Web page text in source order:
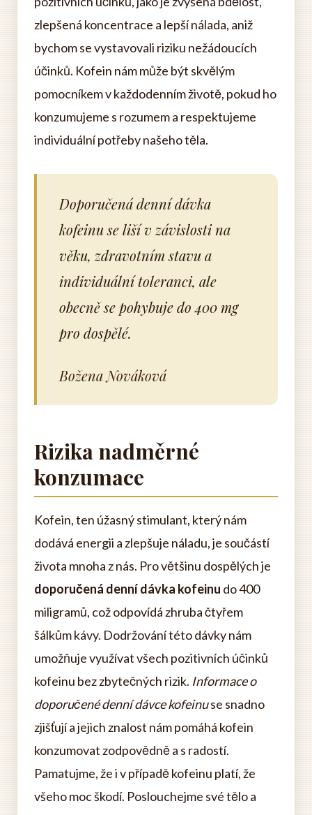
zlepšená koncentrace a lepší nálada, aniž
bychom se vystavovali riziku nežádoucích
účinků. Kofein nám může být skvělým
pomocníkem v každodenním životě, pokud ho
konzumujeme s rozumem a respektujeme
individuální potřeby našeho těla.
Doporučená denní dávka
kofeinu se liší v závislosti na
věku, zdravotním stavu a
individuální toleranci, ale
obecně se pohybuje do 400 mg
pro dospělé.
Božena Nováková
Rizika nadměrné
konzumace
Kofein, ten úžasný stimulant, který nám
dodává energii a zlepšuje náladu, je součástí
života mnoha z nás. Pro většinu dospělých je
doporučená denní dávka kofeinu do 400
miligramů, což odpovídá zhruba čtyřem
šálkům kávy. Dodržování této dávky nám
umožňuje využívat všech pozitivních účinků
kofeinu bez zbytečných rizik. Informace o
doporučené denní dávce kofeinuse snadno
zjišťují a jejich znalost nám pomáhá kofein
konzumovat zodpovědně a s radostí.
Pamatujme, že i v případě kofeinu platí, že
všeho moc škodí. Poslouchejme své tělo a